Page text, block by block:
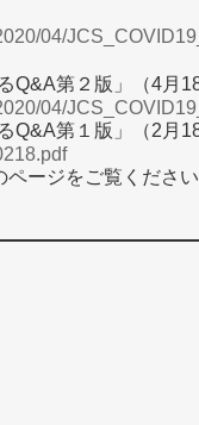
04/
Q&A第２版」（4月18
04/
Q&A第１版」（2月18
ージをご覧ください